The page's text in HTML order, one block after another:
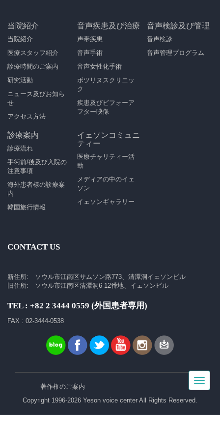
当院紹介
当院紹介
医療スタッフ紹介
診療時間のご案内
研究活動
ニュース及びお知ら
せ
アクセス方法
音声疾患及び治療
声帯疾患
音声手術
音声女性化手術
ボツリヌスクリニッ
ク
疾患及びビフォーア
フター映像
音声検診及び管理
音声検診
音声管理プログラム
診療案内
診療流れ
手術前/後及び入院の
注意事項
海外患者様の診療案
内
韓国旅行情報
イェソンコミュニ
ティー
医療チャリティー活
動
メディアの中のイェ
ソン
イェソンギャラリー
CONTACT US
新住所: ソウル市江南区サムソン路773、清潭洞イェソンビル
旧住所: ソウル市江南区清潭洞6-12番地、イェソンビル
TEL : +82 2 3444 0559 (外国患者専用)
FAX : 02-3444-0538
著作権のご案内
Copyright 1996-2026 Yeson voice center All Rights Reserved.
Toggle